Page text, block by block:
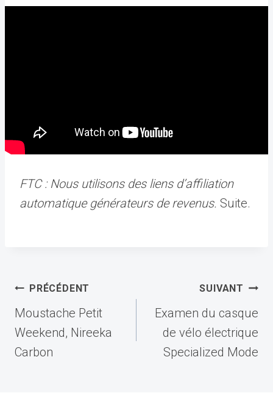
FTC : Nous utilisons des liens d’affiliation
automatique générateurs de revenus. Suite.
Navigation
de
l’article
PRÉCÉDENT
Moustache Petit
Weekend, Nireeka
Carbon
SUIVANT
Examen du casque
de vélo électrique
Specialized Mode